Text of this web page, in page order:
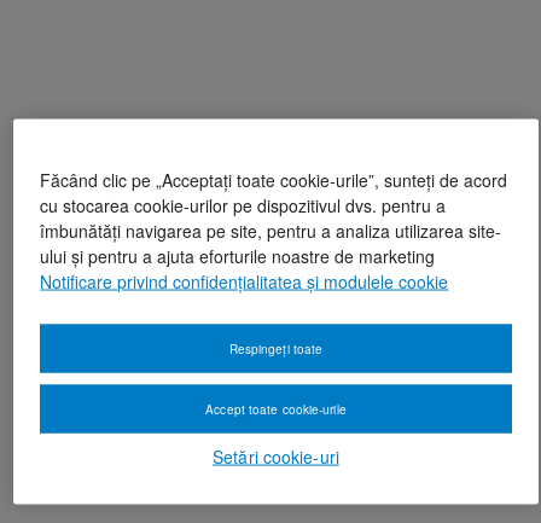
Făcând clic pe „Acceptați toate cookie-urile”, sunteți de acord
cu stocarea cookie-urilor pe dispozitivul dvs. pentru a
îmbunătăți navigarea pe site, pentru a analiza utilizarea site-
ului și pentru a ajuta eforturile noastre de marketing
Notificare privind confidențialitatea și modulele cookie
Setări cookie-uri
Respingeți toate
Accept toate cookie-urile